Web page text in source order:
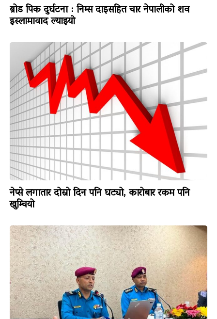
ब्रोड पिक दुर्घटना : निम्स दाइसहित चार नेपालीको शव
इस्लामावाद ल्याइयो
नेप्से लगातार दोस्रो दिन पनि घट्यो, कारोबार रकम पनि
खुम्चियो